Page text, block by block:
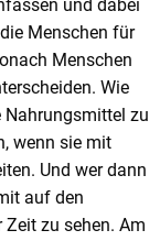
und dabei
Menschen für
Menschen
Wie
Nahrungsmittel zu
wenn sie mit
Und wer dann
auf den
Zeit zu sehen. Am